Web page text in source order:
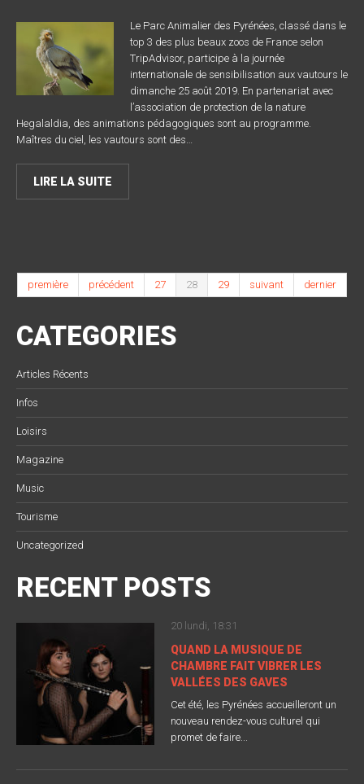
Le Parc Animalier des Pyrénées, classé dans le
top 3 des plus beaux zoos de France selon
TripAdvisor, participe à la journée
internationale de sensibilisation aux vautours le
dimanche 25 août 2019. En partenariat avec
l’association de protection de la nature
Hegalaldia, des animations pédagogiques sont au programme.
Maîtres du ciel, les vautours sont des…
LIRE LA SUITE
première précédent 27 28 29 suivant dernier
CATEGORIES
Articles Récents
Infos
Loisirs
Magazine
Music
Tourisme
Uncategorized
RECENT POSTS
20 lundi, 18:31
QUAND LA MUSIQUE DE
CHAMBRE FAIT VIBRER LES
VALLÉES DES GAVES
Cet été, les Pyrénées accueilleront un
nouveau rendez-vous culturel qui
promet de faire...